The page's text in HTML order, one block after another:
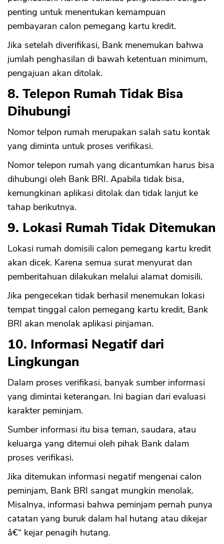
penting untuk menentukan kemampuan
pembayaran calon pemegang kartu kredit.
Jika setelah diverifikasi, Bank menemukan bahwa
jumlah penghasilan di bawah ketentuan minimum,
pengajuan akan ditolak.
8. Telepon Rumah Tidak Bisa
Dihubungi
Nomor telpon rumah merupakan salah satu kontak
yang diminta untuk proses verifikasi.
Nomor telepon rumah yang dicantumkan harus bisa
dihubungi oleh Bank BRI. Apabila tidak bisa,
kemungkinan aplikasi ditolak dan tidak lanjut ke
tahap berikutnya.
9. Lokasi Rumah Tidak Ditemukan
Lokasi rumah domisili calon pemegang kartu kredit
akan dicek. Karena semua surat menyurat dan
pemberitahuan dilakukan melalui alamat domisili.
Jika pengecekan tidak berhasil menemukan lokasi
tempat tinggal calon pemegang kartu kredit, Bank
BRI akan menolak aplikasi pinjaman.
10. Informasi Negatif dari
Lingkungan
Dalam proses verifikasi, banyak sumber informasi
yang dimintai keterangan. Ini bagian dari evaluasi
karakter peminjam.
Sumber informasi itu bisa teman, saudara, atau
keluarga yang ditemui oleh pihak Bank dalam
proses verifikasi.
Jika ditemukan informasi negatif mengenai calon
peminjam, Bank BRI sangat mungkin menolak.
Misalnya, informasi bahwa peminjam pernah punya
catatan yang buruk dalam hal hutang atau dikejar
â€“ kejar penagih hutang.
OK
CANCEL